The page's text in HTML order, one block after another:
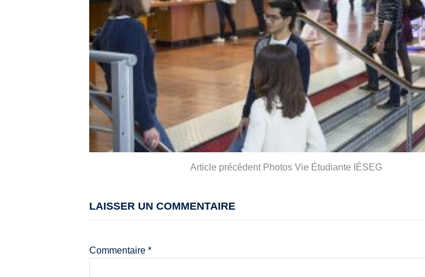
suite
Article précédent Photos Vie Étudiante IÉSEG
LAISSER UN COMMENTAIRE
Commentaire *